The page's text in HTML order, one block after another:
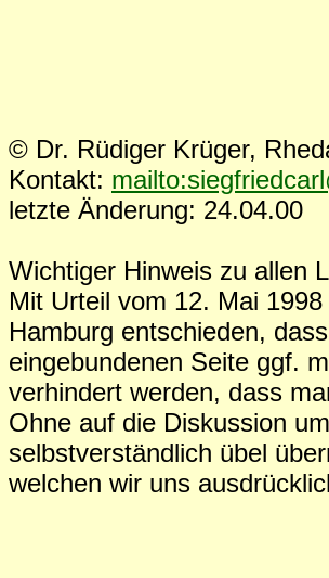
© Dr. Rüdiger Krüger,
Kontakt:
letzte Änderung: 24.04.00
Wichtiger Hinweis zu allen
Mit Urteil vom 12. Mai
Hamburg entschieden,
eingebundenen Seite ggf.
verhindert werden, dass
Ohne auf die Diskussion
selbstverständlich übel
welchen wir uns